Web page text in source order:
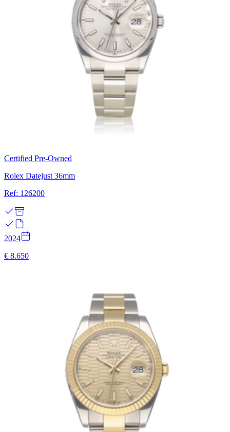
Certified Pre-Owned
Rolex Datejust 36mm
Ref: 126200
2024
€ 8.650